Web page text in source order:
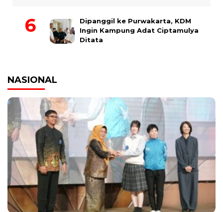
Dipanggil ke Purwakarta, KDM
Ingin Kampung Adat Ciptamulya
Ditata
NASIONAL